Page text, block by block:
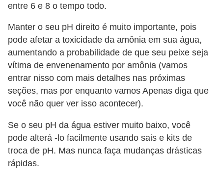
entre 6 e 8 o tempo todo.
Manter o seu pH direito é muito importante, pois
pode afetar a toxicidade da amônia em sua água,
aumentando a probabilidade de que seu peixe seja
vítima de envenenamento por amônia (vamos
entrar nisso com mais detalhes nas próximas
seções, mas por enquanto vamos Apenas diga que
você não quer ver isso acontecer).
Se o seu pH da água estiver muito baixo, você
pode alterá -lo facilmente usando sais e kits de
troca de pH. Mas nunca faça mudanças drásticas
rápidas.